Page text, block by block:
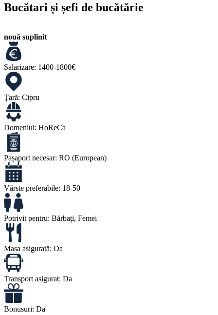
Bucătari și șefi de bucătărie
nouă suplinit
Salarizare: 1400-1800€
Ţară: Cipru
Domeniul: HoReCa
Pașaport necesar: RO (European)
Vârste preferabile: 18-50
Potrivit pentru: Bărbați, Femei
Masa asigurată: Da
Transport asigurat: Da
Bonusuri: Da